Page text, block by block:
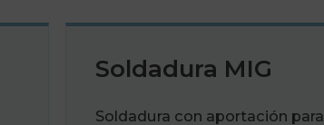
Soldadura MIG
Soldadura con aportación para